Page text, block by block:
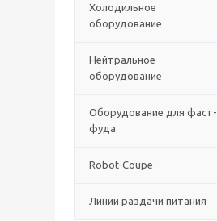
Холодильное
оборудование
Нейтральное
оборудование
Оборудование для фаст-
фуда
Robot-Coupe
Линии раздачи питания